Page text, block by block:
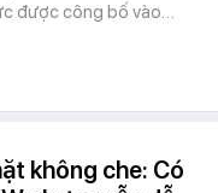
được công bố vào…
không che: Có